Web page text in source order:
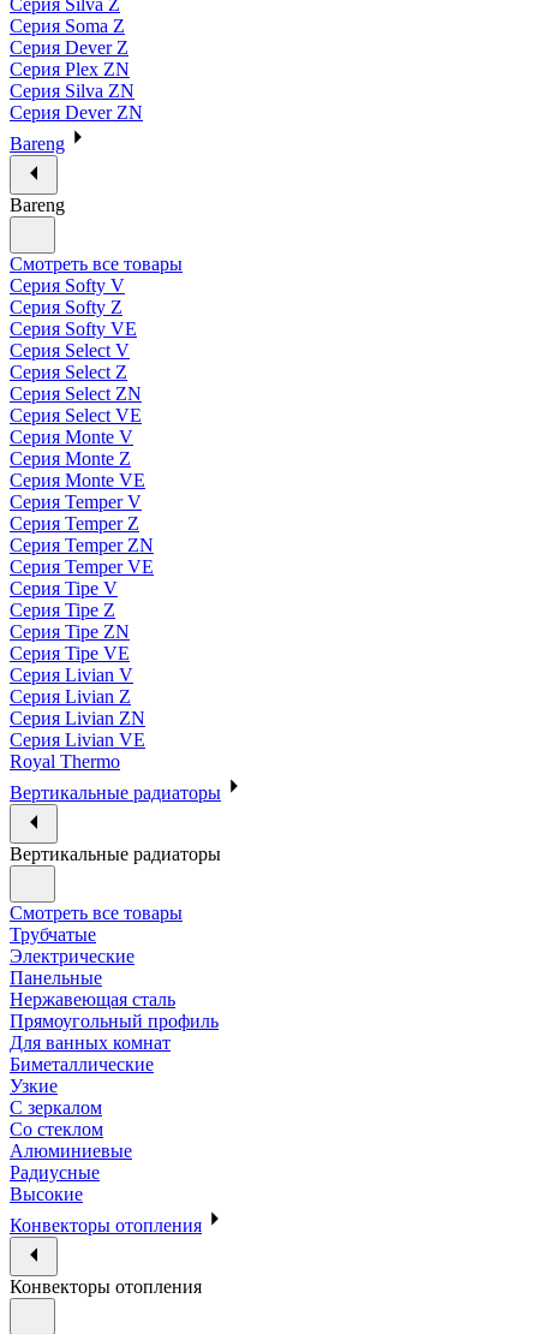
Серия Silva Z
Серия Soma Z
Серия Dever Z
Серия Plex ZN
Серия Silva ZN
Серия Dever ZN
Bareng
Bareng
Смотреть все товары
Серия Softy V
Серия Softy Z
Серия Softy VE
Серия Select V
Серия Select Z
Серия Select ZN
Серия Select VE
Серия Monte V
Серия Monte Z
Серия Monte VE
Серия Temper V
Серия Temper Z
Серия Temper ZN
Серия Temper VE
Серия Tipe V
Серия Tipe Z
Серия Tipe ZN
Серия Tipe VE
Серия Livian V
Серия Livian Z
Серия Livian ZN
Серия Livian VE
Royal Thermo
Вертикальные радиаторы
Вертикальные радиаторы
Смотреть все товары
Трубчатые
Электрические
Панельные
Нержавеющая сталь
Прямоугольный профиль
Для ванных комнат
Биметаллические
Узкие
С зеркалом
Со стеклом
Алюминиевые
Радиусные
Высокие
Конвекторы отопления
Конвекторы отопления